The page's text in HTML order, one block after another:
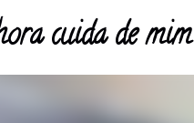
cuida de